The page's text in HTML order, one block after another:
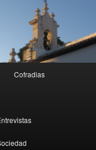
Cofradias